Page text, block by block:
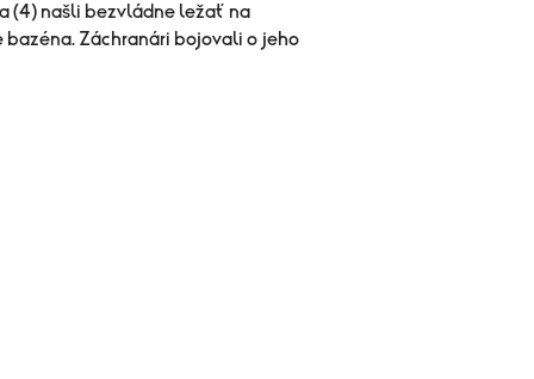
(4) našli bezvládne ležať na
bazéna. Záchranári bojovali o jeho